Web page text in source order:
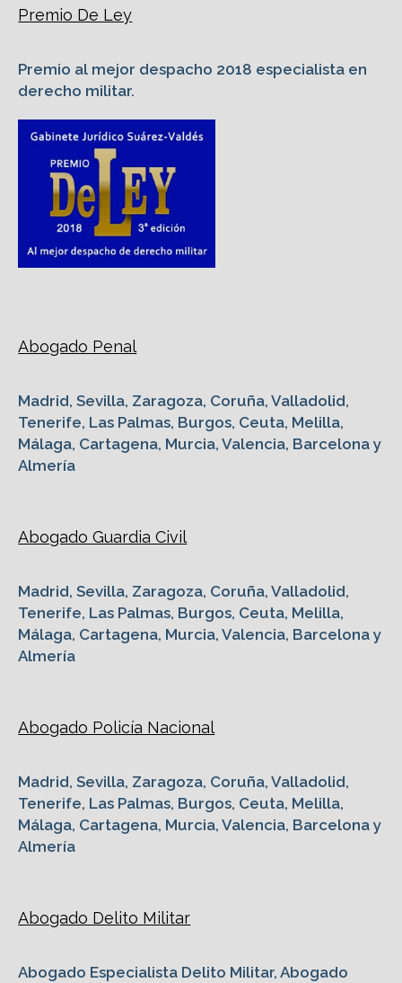
Premio De Ley
Premio al mejor despacho 2018 especialista en
derecho militar.
Abogado Penal
Madrid, Sevilla, Zaragoza, Coruña, Valladolid,
Tenerife, Las Palmas, Burgos, Ceuta, Melilla,
Málaga, Cartagena, Murcia, Valencia, Barcelona y
Almería
Abogado Guardia Civil
Madrid, Sevilla, Zaragoza, Coruña, Valladolid,
Tenerife, Las Palmas, Burgos, Ceuta, Melilla,
Málaga, Cartagena, Murcia, Valencia, Barcelona y
Almería
Abogado Policía Nacional
Madrid, Sevilla, Zaragoza, Coruña, Valladolid,
Tenerife, Las Palmas, Burgos, Ceuta, Melilla,
Málaga, Cartagena, Murcia, Valencia, Barcelona y
Almería
Abogado Delito Militar
Abogado Especialista Delito Militar, Abogado